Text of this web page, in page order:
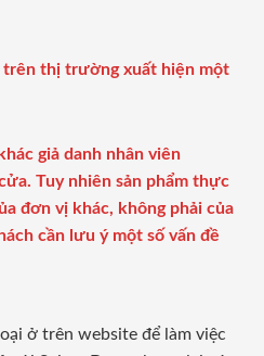
trên thị trường xuất hiện một
giả danh nhân viên
Tuy nhiên sản phẩm thực
đơn vị khác, không phải của
cần lưu ý một số vấn đề
ở trên website để làm việc